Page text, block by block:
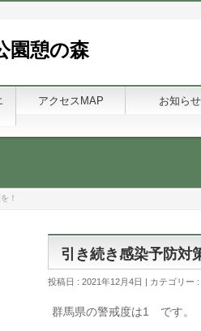
園憩の森
アクセスMAP お知らせ
！
引き続き感染予防対
投稿日 : 2021年12月4日 | カテゴリー :
群馬県の警戒度は1 です。